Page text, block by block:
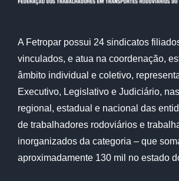
A Fetropar possui 24 sindicatos
vinculados, e atua na coordenação,
âmbito individual e coletivo,
Executivo, Legislativo e Judiciário,
regional, estadual e nacional das
de trabalhadores rodoviários e
inorganizados da categoria – que
aproximadamente 130 mil no estado